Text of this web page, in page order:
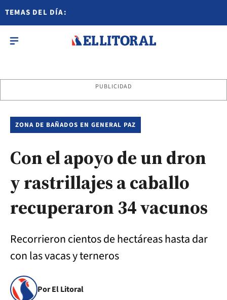
TEMAS DEL DÍA:
PUBLICIDAD
ZONA DE BAÑADOS EN GENERAL PAZ
Con el apoyo de un dron
y rastrillajes a caballo
recuperaron 34 vacunos
Recorrieron cientos de hectáreas hasta dar
con las vacas y terneros
Por El Litoral